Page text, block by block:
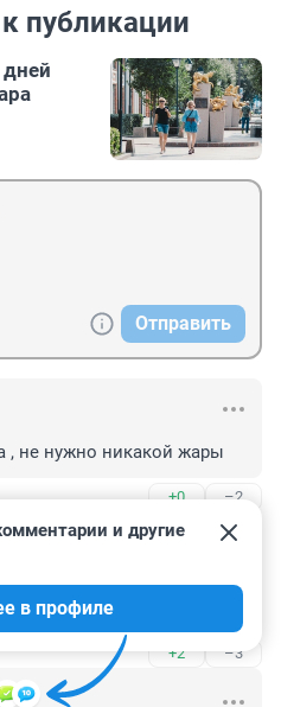
публикации
Отправить
, не нужно никакой жары
+0 –2
Какая жара!? Кому
за глаза
+2 –3
и другие
в профиле